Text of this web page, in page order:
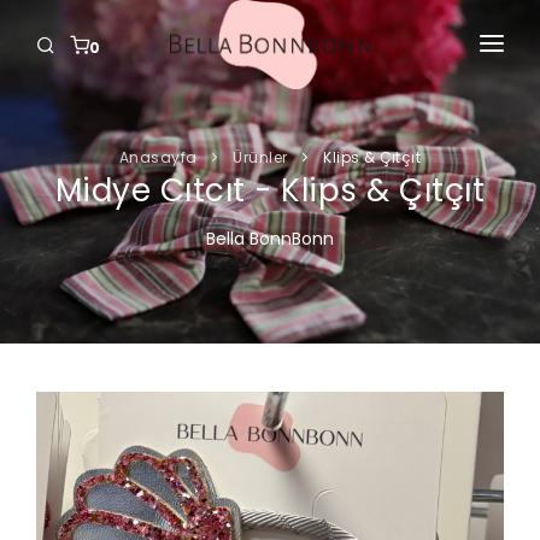
0
ANASAYFA
ÜRÜNLER
GIRIŞ YAP
Anasayfa Ürünler Klips & Çıtçıt
Midye Cıtcıt - Klips & Çıtçıt
Bella BonnBonn